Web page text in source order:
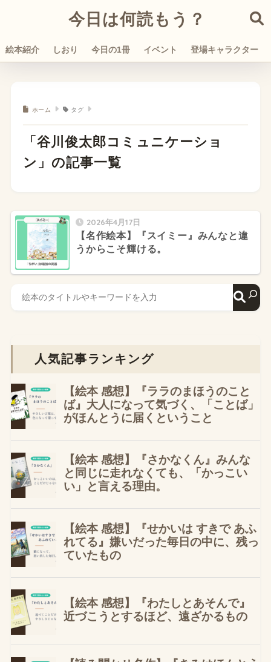
今日は何読もう？
絵本紹介 しおり 今日の1冊 イベント 登場キャラクター
ホーム タグ
「谷川俊太郎コミュニケーショ
ン」の記事一覧
2026年4月17日
【名作絵本】『スイミー』みんなと違
うからこそ輝ける。
人気記事ランキング